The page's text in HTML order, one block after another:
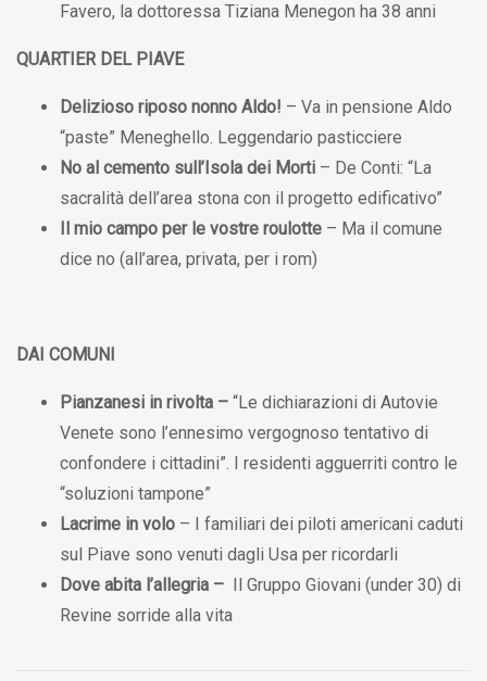
Favero, la dottoressa Tiziana Menegon ha 38 anni
QUARTIER DEL PIAVE
Delizioso riposo nonno Aldo! – Va in pensione Aldo
“paste” Meneghello. Leggendario pasticciere
No al cemento sull’Isola dei Morti – De Conti: “La
sacralità dell’area stona con il progetto edificativo”
Il mio campo per le vostre roulotte – Ma il comune
dice no (all’area, privata, per i rom)
DAI COMUNI
Pianzanesi in rivolta – “Le dichiarazioni di Autovie
Venete sono l’ennesimo vergognoso tentativo di
confondere i cittadini”. I residenti agguerriti contro le
“soluzioni tampone”
Lacrime in volo – I familiari dei piloti americani caduti
sul Piave sono venuti dagli Usa per ricordarli
Dove abita l’allegria –
Il Gruppo Giovani (under 30) di
Revine sorride alla vita